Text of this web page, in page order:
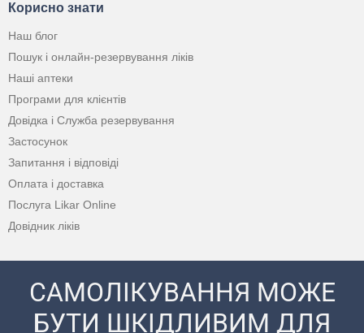
Корисно знати
Наш блог
Пошук і онлайн-резервування ліків
Наші аптеки
Програми для клієнтів
Довідка і Служба резервування
Застосунок
Запитання і відповіді
Оплата і доставка
Послуга Likar Online
Довідник ліків
САМОЛІКУВАННЯ МОЖЕ
БУТИ ШКІДЛИВИМ ДЛЯ